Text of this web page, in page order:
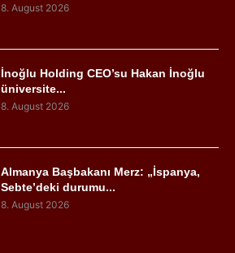
8. August 2026
İnoğlu Holding CEO’su Hakan İnoğlu
üniversite...
8. August 2026
Almanya Başbakanı Merz: „İspanya,
Sebte’deki durumu...
8. August 2026